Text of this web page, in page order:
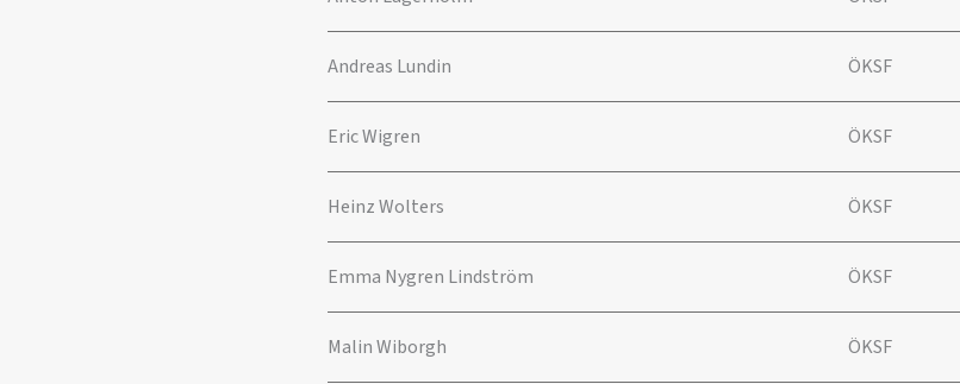
Andreas Lundin ÖKSF
Eric Wigren ÖKSF
Heinz Wolters ÖKSF
Emma Nygren Lindström ÖKSF
Malin Wiborgh ÖKSF